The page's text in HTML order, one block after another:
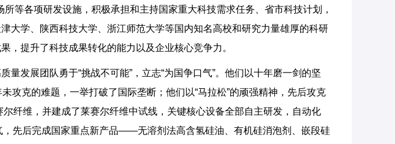
等各项研发设施，积极承担和主持国家重大科技需求任务、省市科技计划，
大学、陕西科技大学、浙江师范大学等国内知名高校和研究力量雄厚的科研
，提升了科技成果转化的能力以及企业核心竞争力。
量发展团队勇于“挑战不可能”，立志“为国争口气”。他们以十年磨一剑的坚
攻克的难题，一举打破了国际垄断；他们以“马拉松”的顽强精神，先后攻克
纤维，并建成了莱赛尔纤维中试线，关键核心设备全部自主研发，自动化
，先后完成国家重点新产品——无溶剂法高含氢硅油、有机硅消泡剂、嵌段硅